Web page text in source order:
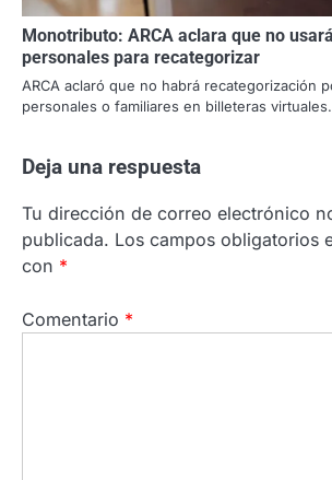
Monotributo: ARCA aclara que no
personales para recategorizar
ARCA aclaró que no habrá recategorización
personales o familiares en billeteras virtuales.
Deja una respuesta
Tu dirección de correo electrónico
publicada. Los campos obligatorios
con *
Comentario *